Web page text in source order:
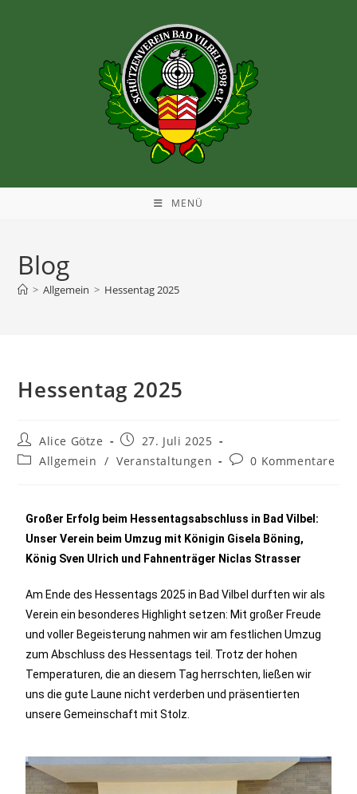
MENÜ
Blog
> Allgemein > Hessentag 2025
Hessentag 2025
Alice Götze
27. Juli 2025
Allgemein / Veranstaltungen 0 Kommentare
Großer Erfolg beim Hessentagsabschluss in Bad Vilbel:
Unser Verein beim Umzug mit Königin Gisela Böning,
König Sven Ulrich und Fahnenträger Niclas Strasser
Am Ende des Hessentags 2025 in Bad Vilbel durften wir als
Verein ein besonderes Highlight setzen: Mit großer Freude
und voller Begeisterung nahmen wir am festlichen Umzug
zum Abschluss des Hessentags teil. Trotz der hohen
Temperaturen, die an diesem Tag herrschten, ließen wir
uns die gute Laune nicht verderben und präsentierten
unsere Gemeinschaft mit Stolz.